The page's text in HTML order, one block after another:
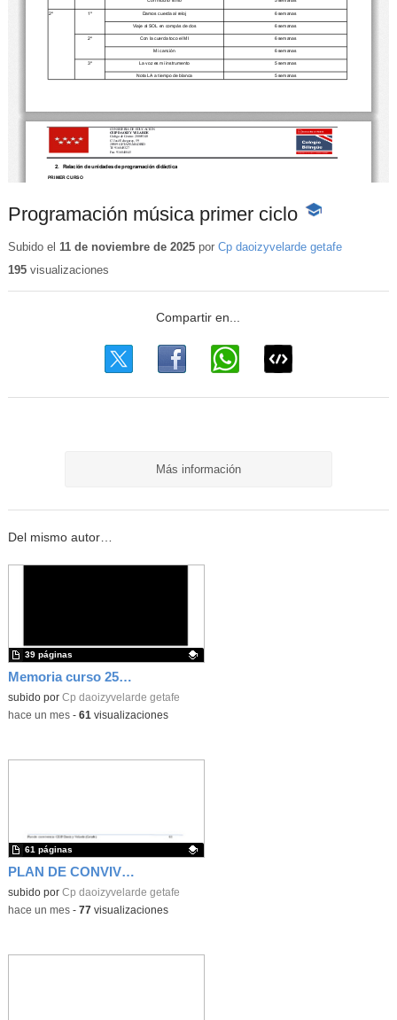
Programación música primer ciclo -
educativo
Subido el 11 de noviembre de 2025por Cp daoizyvelarde getafe
195visualizaciones
Más información
Del mismo autor…
Memoria curso 25-26
Contenido educativo.
subido por Cp daoizyvelarde getafe
39 páginas
-hace un mes- 61 visualizaciones
PLAN DE CONVIVENCIA
Contenido educativo.
subido por Cp daoizyvelarde getafe
61 páginas
-hace un mes- 77visualizaciones